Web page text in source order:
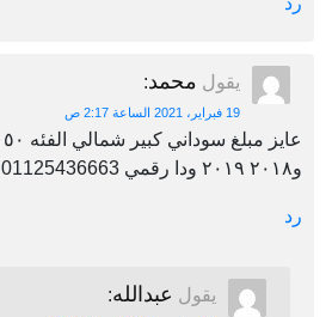
يقول محمد:
19 فبراير، 2021 الساعة 2:17 ص
و٢٠١٨ ٢٠١٩ ودا رقمي 01125436663
رد
يقول عبدالله: